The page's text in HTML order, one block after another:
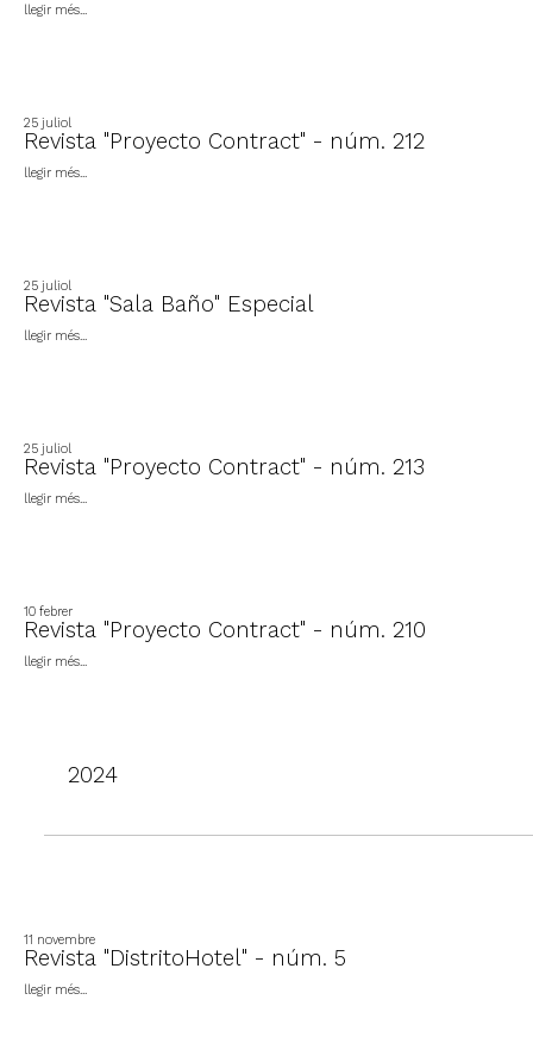
llegir més...
25 juliol
Revista "Proyecto Contract" - núm. 212
llegir més...
25 juliol
Revista "Sala Baño" Especial
llegir més...
25 juliol
Revista "Proyecto Contract" - núm. 213
llegir més...
10 febrer
Revista "Proyecto Contract" - núm. 210
llegir més...
2024
11 novembre
Revista "DistritoHotel" - núm. 5
llegir més...